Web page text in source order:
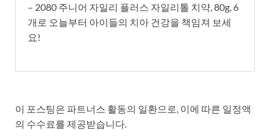
– 2080 주니어 자일리 플러스 자일리톨 치약, 80g, 6
개로 오늘부터 아이들의 치아 건강을 책임져 보세
요!
이 포스팅은 파트너스 활동의 일환으로, 이에 따른 일정액
의 수수료를 제공받습니다.